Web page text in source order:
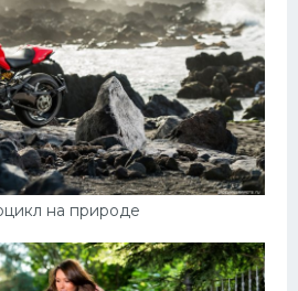
на природе